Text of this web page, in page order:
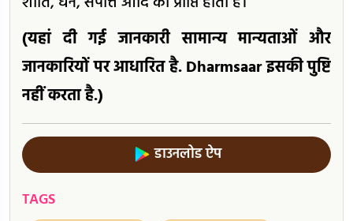
(यहां दी गई जानकारी सामान्य मान्यताओं और
जानकारियों पर आधारित है. Dharmsaar इसकी पुष्टि
नहीं करता है.)
डाउनलोड ऐप
TAGS